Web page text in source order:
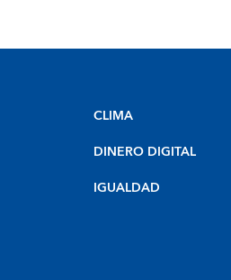
CLIMA
DINERO DIGITAL
IGUALDAD